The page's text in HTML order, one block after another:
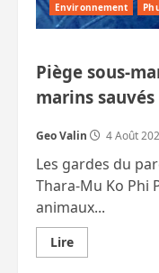
Environnement
Piège
marins sauvés
Geo Valin 4 Août
Les gardes du
Thara‑Mu Ko Phi
animaux...
LireEn
savoir